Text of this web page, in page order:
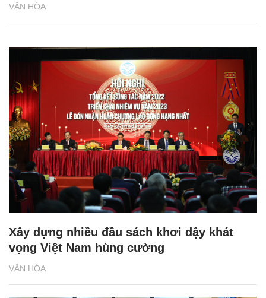
VĂN HÓA
VĂN HÓA
Xây dựng nhiều đầu sách khơi dậy khát
vọng Việt Nam hùng cường